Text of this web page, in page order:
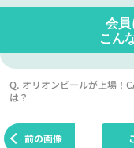
会
こん
Q. オリオンビールが上場！
は？
前の画像